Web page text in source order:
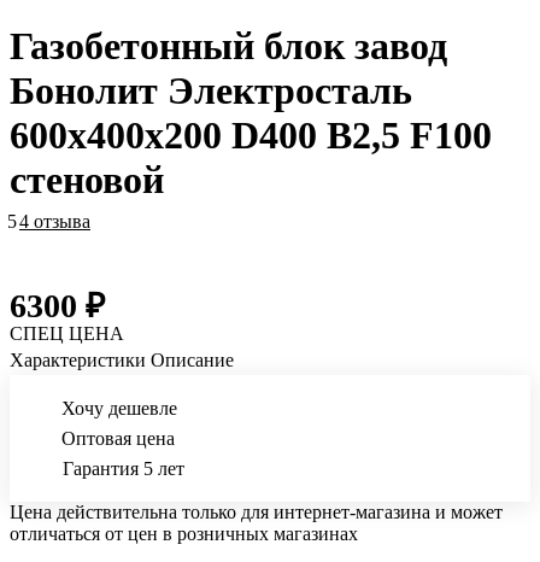
Газобетонный блок завод
Бонолит Электросталь
600х400х200 D400 B2,5 F100
стеновой
54 отзыва
6300 ₽
СПЕЦ ЦЕНА
Характеристики Описание
Хочу дешевле
Оптовая цена
Гарантия 5 лет
Цена действительна только для интернет-магазина и может
отличаться от цен в розничных магазинах